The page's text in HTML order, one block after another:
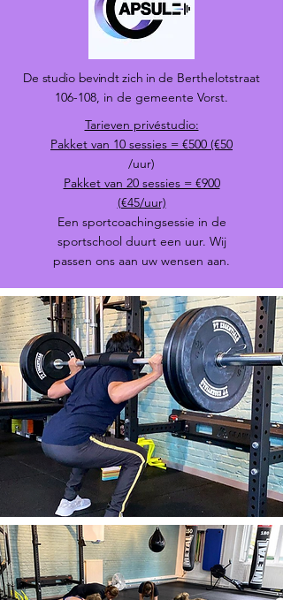
De studio bevindt zich in de Berthelotstraat
106-108, in de gemeente Vorst.
Tarieven privéstudio:
Pakket van 10 sessies = €500 (€50
/uur)
Pakket van 20 sessies = €900
(€45/uur)
Een sportcoachingsessie in de
sportschool duurt een uur. Wij
passen ons aan uw wensen aan.